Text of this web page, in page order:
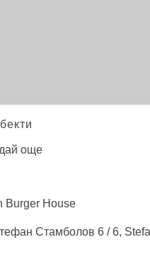
още
Burger House
Стамболов 6 / 6,